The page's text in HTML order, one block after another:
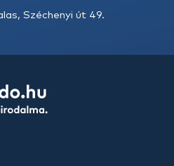
Széchenyi út 49.